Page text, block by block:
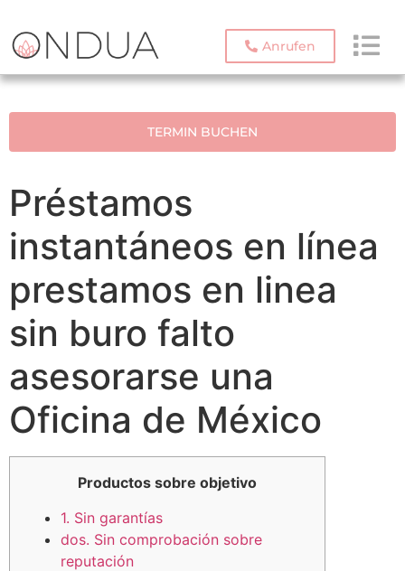
Anrufen
TERMIN BUCHEN
Préstamos
instantáneos en línea
prestamos en linea
sin buro falto
asesorarse una
Oficina de México
Productos sobre objetivo
1. Sin garantías
dos. Sin comprobación sobre
reputación